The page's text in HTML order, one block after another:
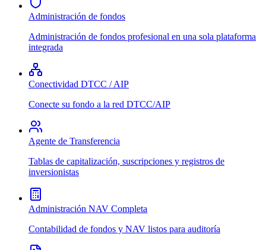
Administración de fondos
Administración de fondos profesional en una sola plataforma
integrada
Conectividad DTCC / AIP
Conecte su fondo a la red DTCC/AIP
Agente de Transferencia
Tablas de capitalización, suscripciones y registros de
inversionistas
Administración NAV Completa
Contabilidad de fondos y NAV listos para auditoría